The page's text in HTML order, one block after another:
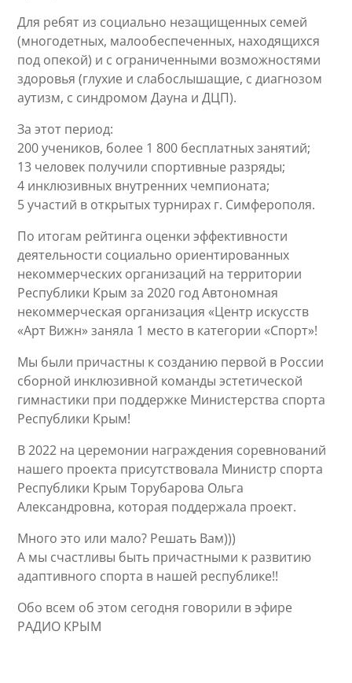
Для ребят из социально незащищенных семей
(многодетных, малообеспеченных, находящихся
под опекой) и с ограниченными возможностями
здоровья (глухие и слабослышащие, с диагнозом
аутизм, с синдромом Дауна и ДЦП).
За этот период:
200 учеников, более 1 800 бесплатных занятий;
13 человек получили спортивные разряды;
4 инклюзивных внутренних чемпионата;
5 участий в открытых турнирах г. Симферополя.
По итогам рейтинга оценки эффективности
деятельности социально ориентированных
некоммерческих организаций на территории
Республики Крым за 2020 год Автономная
некоммерческая организация «Центр искусств
«Арт Вижн» заняла 1 место в категории «Спорт»!
Мы были причастны к созданию первой в России
сборной инклюзивной команды эстетической
гимнастики при поддержке Министерства спорта
Республики Крым!
В 2022 на церемонии награждения соревнований
нашего проекта присутствовала Министр спорта
Республики Крым Торубарова Ольга
Александровна, которая поддержала проект.
Много это или мало? Решать Вам)))
А мы счастливы быть причастными к развитию
адаптивного спорта в нашей республике!!
Обо всем об этом сегодня говорили в эфире
РАДИО КРЫМ